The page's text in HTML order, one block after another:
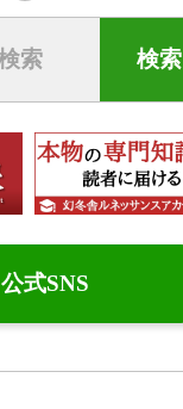
検索
公式SNS